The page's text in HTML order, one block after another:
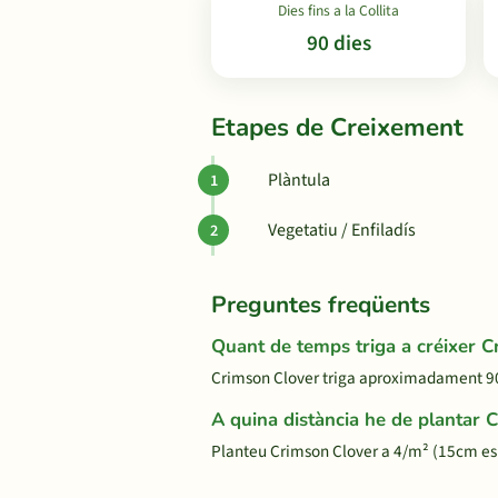
Dies fins a la Collita
90 dies
Etapes de Creixement
Plàntula
Vegetatiu / Enfiladís
Preguntes freqüents
Quant de temps triga a créixer
Crimson Clover triga aproximadament
A quina distància he de plantar
Planteu Crimson Clover a 4/m² (15cm